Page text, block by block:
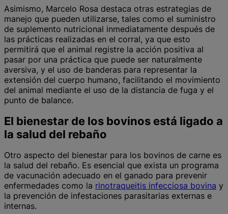
Asimismo, Marcelo Rosa destaca otras estrategias de
manejo que pueden utilizarse, tales como el suministro
de suplemento nutricional inmediatamente después de
las prácticas realizadas en el corral, ya que esto
permitirá que el animal registre la acción positiva al
pasar por una práctica que puede ser naturalmente
aversiva, y el uso de banderas para representar la
extensión del cuerpo humano, facilitando el movimiento
del animal mediante el uso de la distancia de fuga y el
punto de balance.
El bienestar de los bovinos está ligado a
la salud del rebaño
Otro aspecto del bienestar para los bovinos de carne es
la salud del rebaño. Es esencial que exista un programa
de vacunación adecuado en el ganado para prevenir
enfermedades como la rinotraqueitis infecciosa bovina y
la prevención de infestaciones parasitarias externas e
internas.